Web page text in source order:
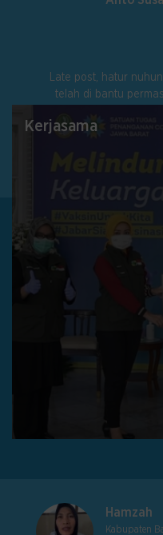
Kerjasama
Late post, hatur
telah di bantu
Kota Bandung
dengan segera
Setelah tindakan pun
Hamzah
Kabupaten